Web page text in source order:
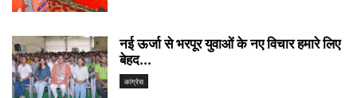
नई ऊर्जा से भरपूर युवाओं के नए विचार हमारे लिए
बेहद...
कांग्रेस